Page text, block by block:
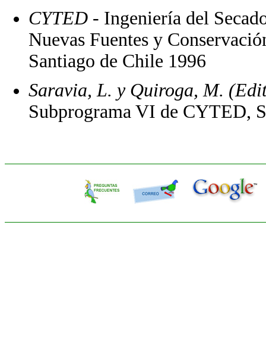
CYTED - Ingeniería del
Nuevas Fuentes y
Santiago de Chile 1996
Saravia, L. y Quiroga, M.
Subprograma VI de CYTED,